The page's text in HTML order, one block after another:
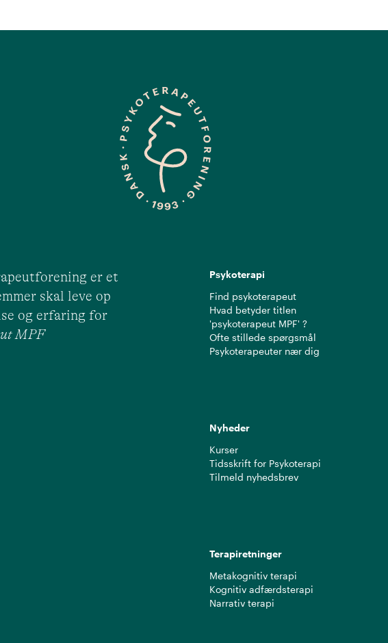
er et
skal leve op
og erfaring for
MPF
Psykoterapi
Find psykoterapeut
Hvad betyder titlen
'psykoterapeut MPF' ?
Ofte stillede spørgsmål
Psykoterapeuter nær dig
Nyheder
Kurser
Tidsskrift for Psykoterapi
Tilmeld nyhedsbrev
Terapiretninger
Metakognitiv terapi
Kognitiv adfærdsterapi
Narrativ terapi